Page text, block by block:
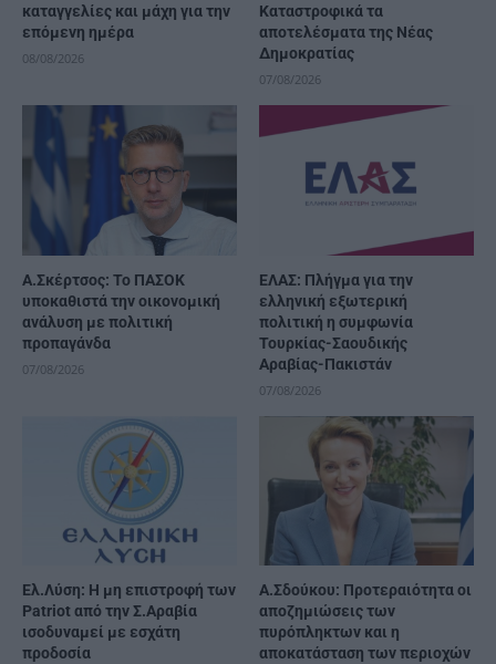
καταγγελίες και μάχη για την
επόμενη ημέρα
08/08/2026
Καταστροφικά τα
αποτελέσματα της Νέας
Δημοκρατίας
07/08/2026
Α.Σκέρτσος: Το ΠΑΣΟΚ
υποκαθιστά την οικονομική
ανάλυση με πολιτική
προπαγάνδα
07/08/2026
ΕΛΑΣ: Πλήγμα για την
ελληνική εξωτερική
πολιτική η συμφωνία
Τουρκίας-Σαουδικής
Αραβίας-Πακιστάν
07/08/2026
Ελ.Λύση: Η μη επιστροφή των
Patriot από την Σ.Αραβία
ισοδυναμεί με εσχάτη
προδοσία
Α.Σδούκου: Προτεραιότητα οι
αποζημιώσεις των
πυρόπληκτων και η
αποκατάσταση των περιοχών